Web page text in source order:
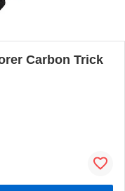
Carbon Trick